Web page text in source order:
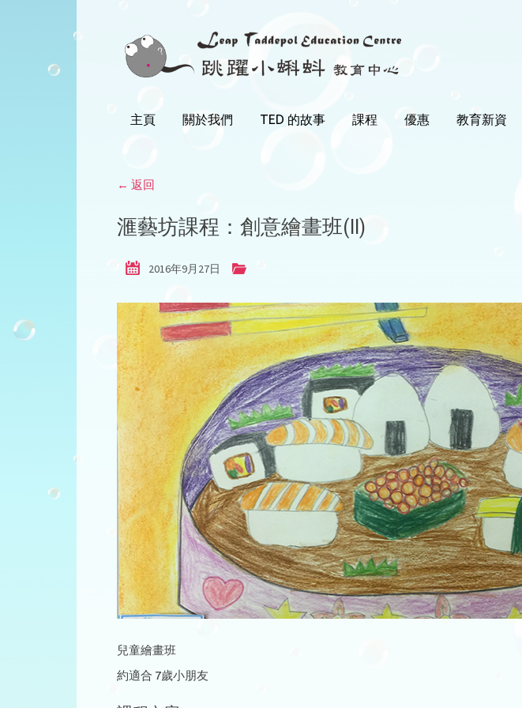
主頁 關於我們 TED 的故事 課程 優惠 教育新資
← 返回
滙藝坊課程：創意繪畫班(II)
2016年9月27日
兒童繪畫班
約適合 7歲小朋友